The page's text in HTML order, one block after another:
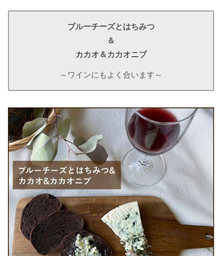
ブルーチーズとはちみつ
＆
カカオ＆カカオニブ
～ワインにもよく合います～